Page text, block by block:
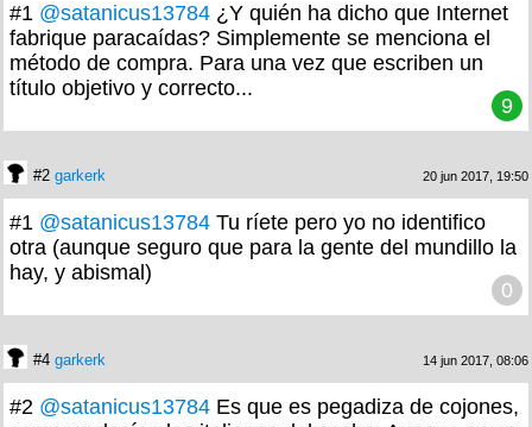
#1 @satanicus13784 ¿Y quién ha dicho que Internet
fabrique paracaídas? Simplemente se menciona el
método de compra. Para una vez que escriben un
título objetivo y correcto...
9
#2 garkerk 20 jun 2017, 19:50
#1 @satanicus13784 Tu ríete pero yo no identifico
otra (aunque seguro que para la gente del mundillo la
hay, y abismal)
0
#4 garkerk 14 jun 2017, 08:06
#2 @satanicus13784 Es que es pegadiza de cojones,